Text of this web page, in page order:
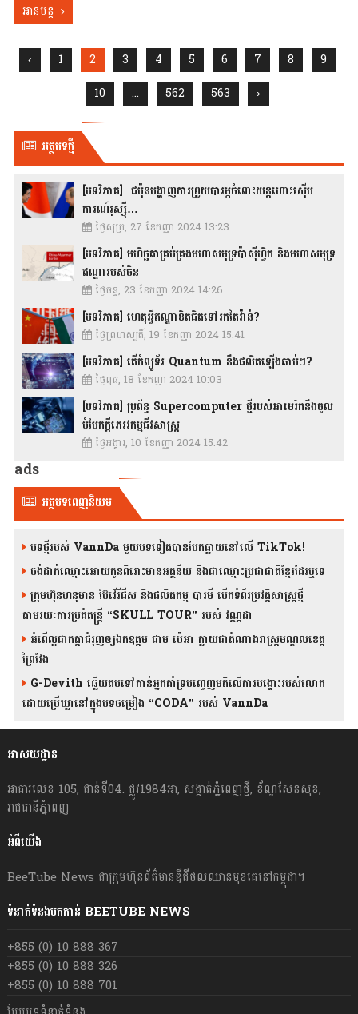
អានបន្ត
‹ 1 2 3 4 5 6 7 8
9
10
... 562 563 ›
អត្ថបទថ្មី
[បទវិភាគ] ជប៉ុនបង្ហាញការព្រួយបារម្ភចំពោះយន្តហោះស៊ើប
ការណ៍រុស្ស៊ី…
ថ្ងៃសុក្រ, 27 ខែកញ្ញា 2024 13:23
[បទវិភាគ] មហិច្ឆតាគ្រប់គ្រងមហាសមុទ្រប៉ាស៊ីហ្វិក និងមហាសមុទ្រ
ឥណ្ឌារបស់ចិន
ថ្ងៃចន្ទ, 23 ខែកញ្ញា 2024 14:26
[បទវិភាគ] ហេតុអ្វីឥណ្ឌាខិតជិតទៅរកតៃវ៉ាន់?
ថ្ងៃព្រហស្បតិ៍, 19 ខែកញ្ញា 2024 15:41
[បទវិភាគ] តើកំព្យូទ័រ Quantum នឹងផលិតឡើងឆាប់ៗ?
ថ្ងៃពុធ, 18 ខែកញ្ញា 2024 10:03
[បទវិភាគ] ប្រព័ន្ធ Supercomputer ថ្មីរបស់អាមេរិកនឹងចូល
បំបែកក្តីភេរវកម្មជីវសាស្រ្ត
ថ្ងៃអង្គារ, 10 ខែកញ្ញា 2024 15:42
ads
អត្ថបទពេញនិយម
បទថ្មីរបស់ VannDa មួយបទទៀតបានបែកធ្លាយនៅលើ TikTok!
ចង់ដាក់ឈ្មោះអោយកូនពិរោះមានអត្ថន័យ និងជាឈ្មោះប្រជាជាតិខ្មែរដែរឬទេ
ក្រុមហ៊ុនហនុមាន ប៊ែវើរីជីស និង​ផលិតកម្ម បារមី​ បើកទំព័រប្រវត្តិសាស្ត្រថ្មី
តាមរយៈការប្រគំតន្រ្តី “SKULL TOUR” របស់ វណ្ណដា
អំពើល្អជាកត្តាជំរុញឲ្យឯកឧត្តម ជាម ប៉េអា ក្លាយជាតំណាងរាស្ត្រមណ្ឌលខេត្ត
ព្រៃវែង
G-Devith ឆ្លើយតបទៅកាន់អ្នកគាំទ្របញ្ចេញមតិលើការបង្ហោះរបស់លោក
ដោយប្រើឃ្លានៅក្នុងបទចម្រៀង “CODA” រ​​​បស់ VannDa
អាសយដ្ឋាន
អាគារលេខ 105, ជាន់ទី04. ផ្លូវ1984អា, សង្កាត់ភ្នំពេញថ្មី, ខ័ណ្ឌសែនសុខ,
រាជធានីភ្នំពេញ
អំពីយើង
BeeTube News ជា​ក្រុមហ៊ុន​ព័ត៌មាន​ឌីជីថលឈាន​មុខ​គេ​នៅ​កម្ពុជា។
ទំនាក់ទំនងមកកាន់ BEETUBE NEWS
+855 (0) 10 888 367
+855 (0) 10 888 326
+855 (0) 10 888 701